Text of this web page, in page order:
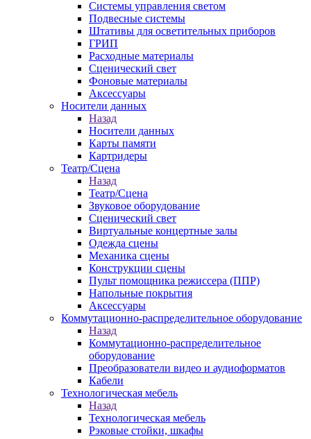
Системы управления светом
Подвесные системы
Штативы для осветительных приборов
ГРИП
Расходные материалы
Сценический свет
Фоновые материалы
Аксессуары
Носители данных
Назад
Носители данных
Карты памяти
Картридеры
Театр/Сцена
Назад
Театр/Сцена
Звуковое оборудование
Сценический свет
Виртуальные концертные залы
Одежда сцены
Механика сцены
Конструкции сцены
Пульт помощника режиссера (ППР)
Напольные покрытия
Аксессуары
Коммутационно-распределительное оборудование
Назад
Коммутационно-распределительное
оборудование
Преобразователи видео и аудиоформатов
Кабели
Технологическая мебель
Назад
Технологическая мебель
Рэковые стойки, шкафы